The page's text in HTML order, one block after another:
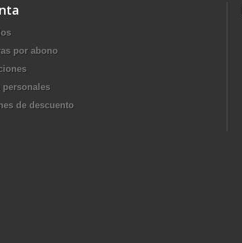
por abono
personales
de descuento